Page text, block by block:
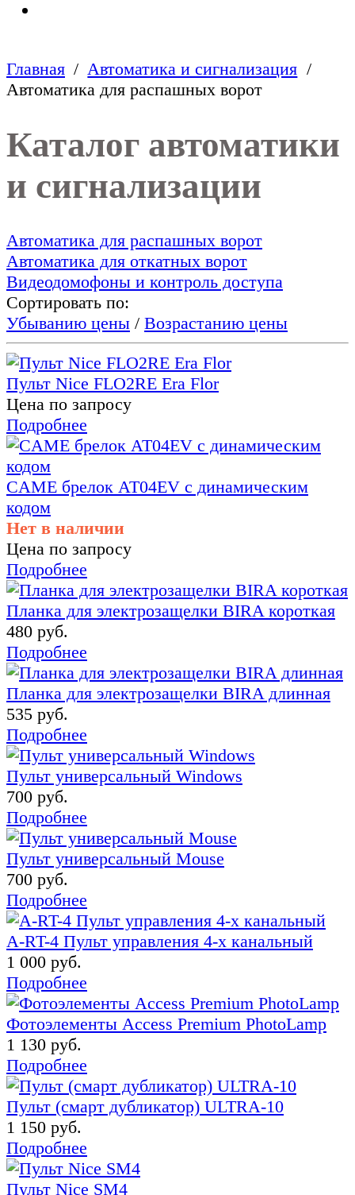
Главная
Автоматика и сигнализация
Автоматика для распашных ворот
Каталог автоматики
и сигнализации
Автоматика для распашных ворот
Автоматика для откатных ворот
Видеодомофоны и контроль доступа
Сортировать по:
Убыванию цены / Возрастанию цены
Пульт Nice FLO2RE Era Flor
Цена по запросу
Подробнее
CAME брелок AT04EV с динамическим
кодом
Нет в наличии
Цена по запросу
Подробнее
Планка для электрозащелки BIRA короткая
480 руб.
Подробнее
Планка для электрозащелки BIRA длинная
535 руб.
Подробнее
Пульт универсальный Windows
700 руб.
Подробнее
Пульт универсальный Mouse
700 руб.
Подробнее
A-RT-4 Пульт управления 4-х канальный
1 000 руб.
Подробнее
Фотоэлементы Access Premium PhotoLamp
1 130 руб.
Подробнее
Пульт (смарт дубликатор) ULTRA-10
1 150 руб.
Подробнее
Пульт Nice SM4